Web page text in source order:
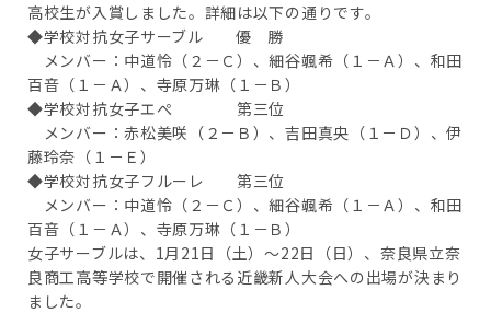
高校生が入賞しました。詳細は以下の通りです。
◆学校対抗女子サーブル 優 勝
メンバー：中道怜（２－Ｃ）、細谷颯希（１－Ａ）、和田
百音（１－Ａ）、寺原万琳（１－Ｂ）
◆学校対抗女子エぺ 第三位
メンバー：赤松美咲（２－Ｂ）、吉田真央（１－Ｄ）、伊
藤玲奈（１－Ｅ）
◆学校対抗女子フルーレ 第三位
メンバー：中道怜（２－Ｃ）、細谷颯希（１－Ａ）、和田
百音（１－Ａ）、寺原万琳（１－Ｂ）
女子サーブルは、1月21日（土）～22日（日）、奈良県立奈
良商工高等学校で開催される近畿新人大会への出場が決まり
ました。